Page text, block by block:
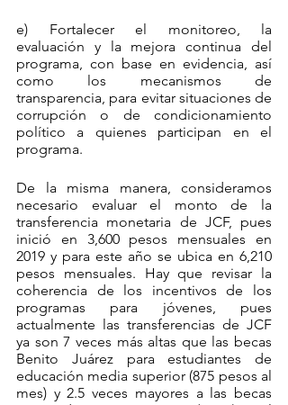
e) Fortalecer el monitoreo, la
evaluación y la mejora continua del
programa, con base en evidencia, así
como los mecanismos de
transparencia, para evitar situaciones de
corrupción o de condicionamiento
político a quienes participan en el
programa.
De la misma manera, consideramos
necesario evaluar el monto de la
transferencia monetaria de JCF, pues
inició en 3,600 pesos mensuales en
2019 y para este año se ubica en 6,210
pesos mensuales. Hay que revisar la
coherencia de los incentivos de los
programas para jóvenes, pues
actualmente las transferencias de JCF
ya son 7 veces más altas que las becas
Benito Juárez para estudiantes de
educación media superior (875 pesos al
mes) y 2.5 veces mayores a las becas